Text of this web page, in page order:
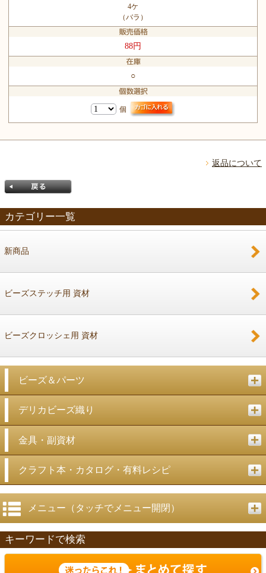
4ケ
（バラ）
88円
○
個
返品について
カテゴリー一覧
新商品
ビーズステッチ用 資材
ビーズクロッシェ用 資材
ビーズ＆パーツ
デリカビーズ織り
金具・副資材
クラフト本・カタログ・有料レシピ
メニュー（タッチでメニュー開閉）
キーワードで検索